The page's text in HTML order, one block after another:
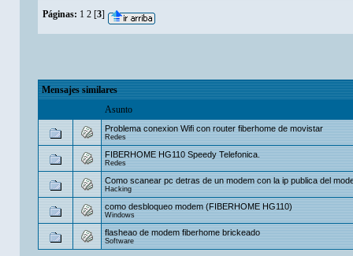
Páginas: 1 2 [3]
Mensajes similares
Asunto
Problema conexion Wifi con router fiberhome de movistar
Redes
FIBERHOME HG110 Speedy Telefonica.
Redes
Como scanear pc detras de un modem con la ip publica del
Hacking
como desbloqueo modem (FIBERHOME HG110)
Windows
flasheao de modem fiberhome brickeado
Software